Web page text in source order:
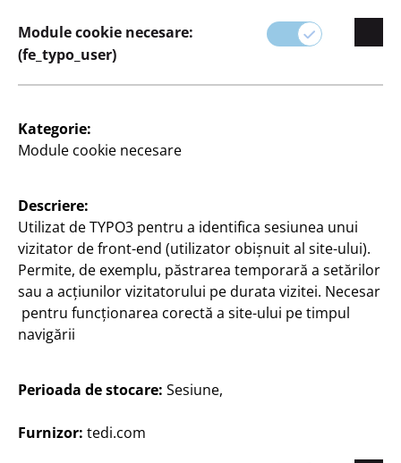
la
10
dumneavoastră TEDi
Schimbați magazinul
Module cookie necesare:
(fe_typo_user)
Kategorie:
Module cookie necesare
Descriere:
Utilizat de TYPO3 pentru a identifica sesiunea unui
vizitator de front-end (utilizator obișnuit al site-ului).
Permite, de exemplu, păstrarea temporară a setărilor
sau a acțiunilor vizitatorului pe durata vizitei. Necesar
pentru funcționarea corectă a site-ului pe timpul
navigării
Perioada de stocare: Sesiune,
Furnizor: tedi.com